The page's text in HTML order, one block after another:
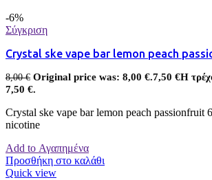
-6%
Σύγκριση
Crystal ske vape bar lemon peach
8,00€ Original price was: 8,00 €.7,50 €Η
7,50 €.
Crystal ske vape bar lemon peach passionfruit
nicotine
Add to Αγαπημένα
Προσθήκη στο καλάθι
Quick view